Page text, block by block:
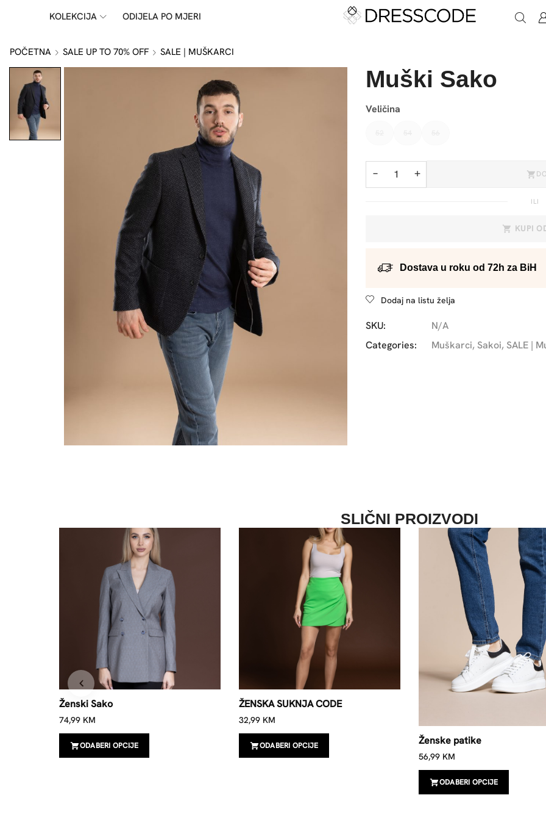
KOLEKCIJA ODIJELA PO MJERI
POČETNA SALE UP TO 70% OFF SALE | MUŠKARCI
Muški Sako
Veličina
− +
ILI
KUPI
Dostava u roku od 72h za BiH
Dodaj na listu želja
SKU:
N/A
Categories:
Muškarci, Sakoi, SALE |
SLIČNI PROIZVODI
Ženski Sako
74,99 KM
ODABERI OPCIJE
ŽENSKA SUKNJA CODE
32,99 KM
ODABERI OPCIJE Ženske patike
56,99 KM
ODABERI OPCIJE